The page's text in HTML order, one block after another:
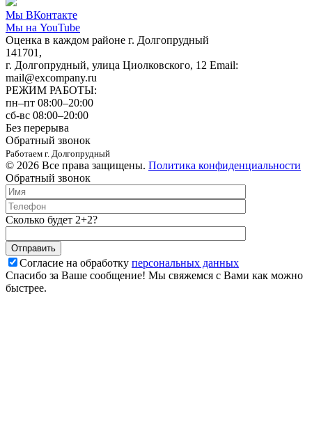
Мы ВКонтакте
Мы на YouTube
Оценка в каждом районе г. Долгопрудный
141701,
г. Долгопрудный, улица Циолковского, 12 Email:
mail@excompany.ru
РЕЖИМ РАБОТЫ:
пн–пт 08:00–20:00
сб-вс 08:00–20:00
Без перерыва
Обратный звонок
Работаем г. Долгопрудный
© 2026 Все права защищены. Политика конфиденциальности
Обратный звонок
Сколько будет 2+2?
Согласие на обработку персональных данных
Спасибо за Ваше сообщение! Мы свяжемся с Вами как можно
быстрее.